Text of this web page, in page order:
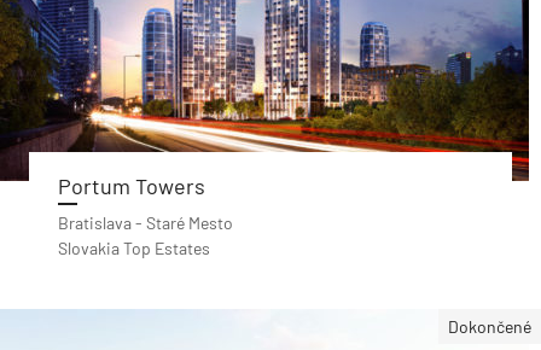
Portum Towers
Bratislava - Staré Mesto
Slovakia Top Estates
Dokončené